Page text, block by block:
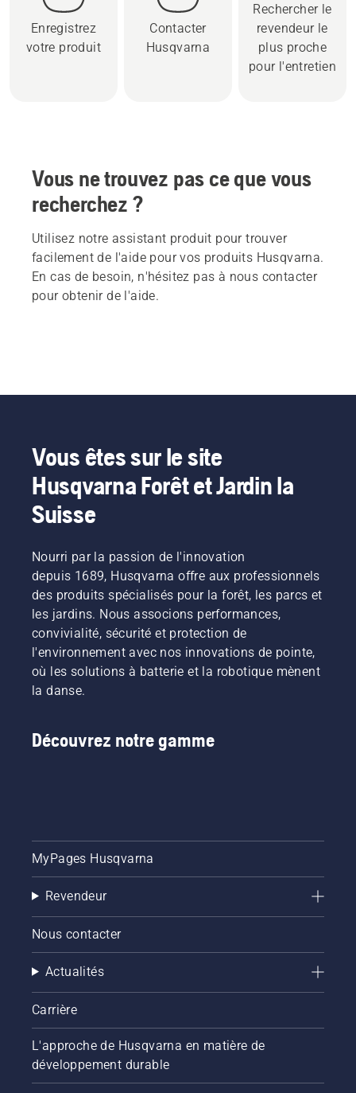
Enregistrez
votre produit
Contacter
Husqvarna
Rechercher le
revendeur le
plus proche
pour l'entretien
Vous ne trouvez pas ce que vous
recherchez ?
Utilisez notre assistant produit pour trouver
facilement de l'aide pour vos produits Husqvarna.
En cas de besoin, n'hésitez pas à nous contacter
pour obtenir de l'aide.
Vous êtes sur le site
Husqvarna Forêt et Jardin la
Suisse
Nourri par la passion de l'innovation
depuis 1689, Husqvarna offre aux professionnels
des produits spécialisés pour la forêt, les parcs et
les jardins. Nous associons performances,
convivialité, sécurité et protection de
l'environnement avec nos innovations de pointe,
où les solutions à batterie et la robotique mènent
la danse.
Découvrez notre gamme
MyPages Husqvarna
Revendeur
Nous contacter
Actualités
Carrière
L'approche de Husqvarna en matière de
développement durable